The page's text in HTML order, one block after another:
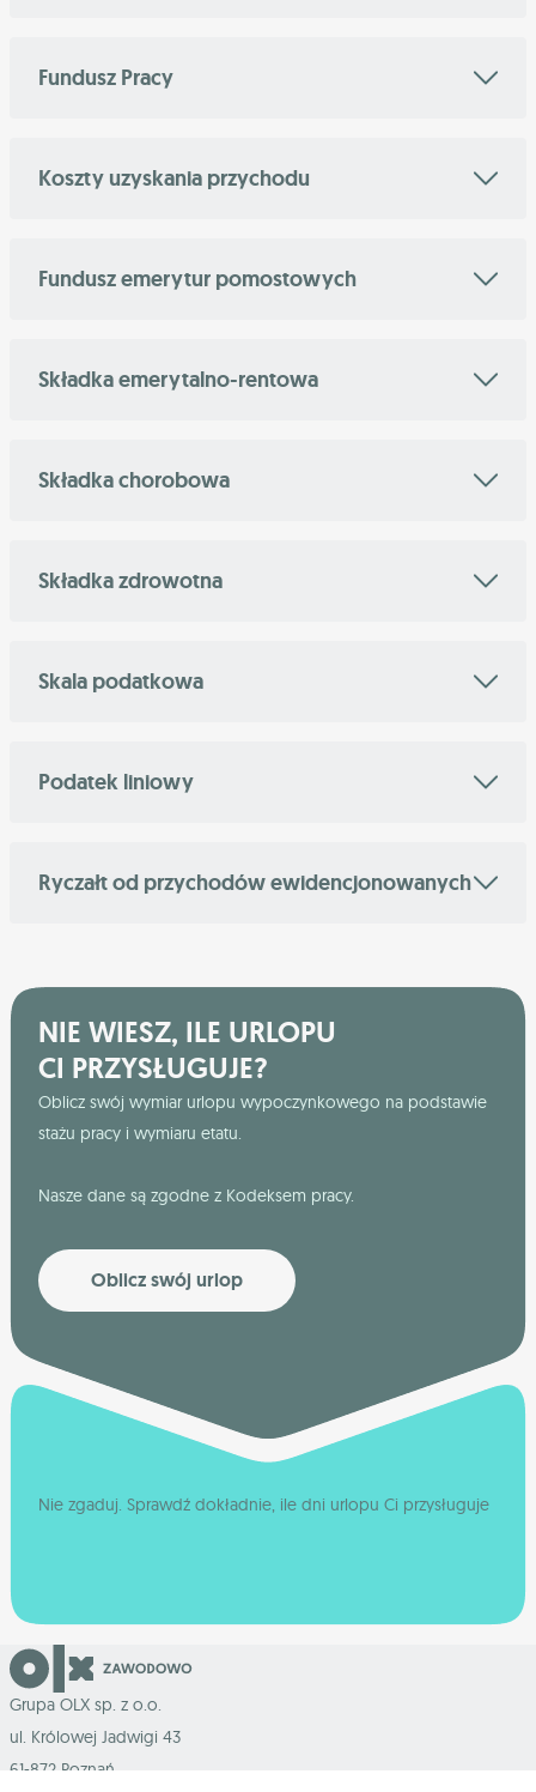
Fundusz Pracy
Koszty uzyskania przychodu
Fundusz emerytur pomostowych
Składka emerytalno-rentowa
Składka chorobowa
Składka zdrowotna
Skala podatkowa
Podatek liniowy
Ryczałt od przychodów ewidencjonowanych
NIE WIESZ, ILE URLOPU
CI PRZYSŁUGUJE?
Oblicz swój wymiar urlopu wypoczynkowego na podstawie
stażu pracy i wymiaru etatu.
Nasze dane są zgodne z Kodeksem pracy.
Oblicz swój urlop
Nie zgaduj. Sprawdź dokładnie, ile dni urlopu Ci przysługuje
Grupa OLX sp. z o.o.
ul. Królowej Jadwigi 43
61-872 Poznań